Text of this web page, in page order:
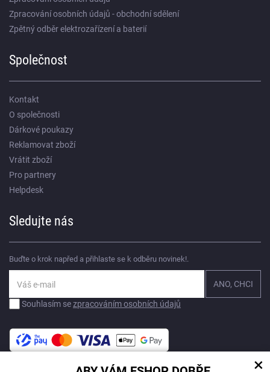
×
Zpracování osobních údajů - obchodní sdělení
Zpětný odběr elektrozařízení a baterií
Společnost
Kontakt
O společnosti
Dárkové poukazy
Reklamovat zboží
Vrátit zboží
Pro partnery
Helpdesk
Sledujte nás
Buďte o krok napřed a přihlaste se k odběru novinek!.
Souhlasím sezpracováním osobních údajů